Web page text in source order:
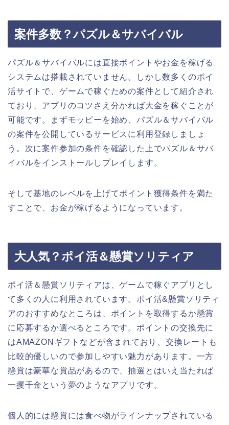
案件多数？パズル＆サバイバル
パズル＆サバイバルには直接ポイントやお金を稼げる
システムは搭載されていません。しかし数多くのポイ
活サイトで、ゲームで稼ぐための案件として紹介され
ており、アプリのコツさえ分かれば大金を稼ぐことが
可能です。まずモッピーを始め、パズル＆サバイバル
の案件を公開しているサービスに利用登録しましょ
う。次に案件参加の条件を確認した上でパズル＆サバ
イバルをインストールしプレイします。
そして基地のレベルを上げてポイント獲得条件を満た
すことで、お金が稼げるようになっています。
大人気？ポイ活＆懸賞ソリティア
ポイ活＆懸賞ソリティアは、ゲームで稼ぐアプリとし
て多くの人に利用されています。ポイ活&懸賞ソリティ
アのおすすめなところは、ポイントを取得するか懸賞
に応募するか選べるところです。ポイントの交換先に
はAMAZONギフトなどが含まれており、交換レートも
比較的優しいので参加しやすい魅力があります。一方
懸賞は豪華な賞品があるので、抽選とはいえ当たれば
一攫千金という夢のようなアプリです。
個人的には懸賞には食べ物がラインナップされている